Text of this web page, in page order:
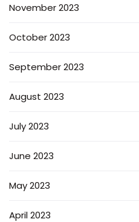
November 2023
October 2023
September 2023
August 2023
July 2023
June 2023
May 2023
April 2023